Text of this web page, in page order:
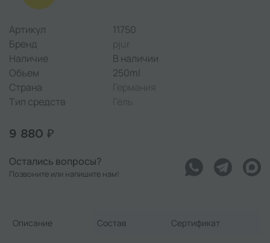
Артикул
11750
Бренд
pjur
Наличие
В наличии
Объем
250ml
Страна
Германия
Тип средств
Гель
9 880 ₽
Остались вопросы?
Позвоните или напишите нам!
Описание Состав Сертификат